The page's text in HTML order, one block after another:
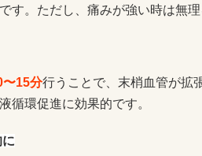
す。ただし、痛みが強い時は無
〜15分行うことで、末梢血管が拡
循環促進に効果的です。